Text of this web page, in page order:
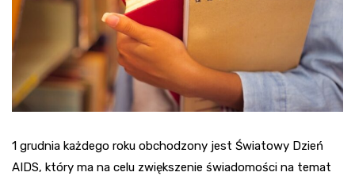
1 grudnia każdego roku obchodzony jest Światowy Dzień
AIDS, który ma na celu zwiększenie świadomości na temat